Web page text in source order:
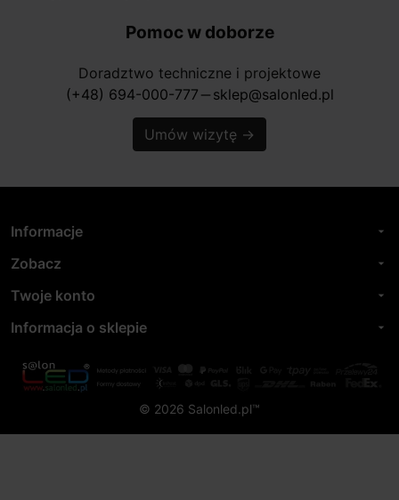
Pomoc w doborze
Doradztwo techniczne i projektowe
(+48) 694-000-777 horizontal_rule sklep@salonled.pl
Umów wizytę →
Informacje arrow_drop_down
Zobacz arrow_drop_down
Twoje konto arrow_drop_down
Informacja o sklepie arrow_drop_down
© 2026 Salonled.pl™